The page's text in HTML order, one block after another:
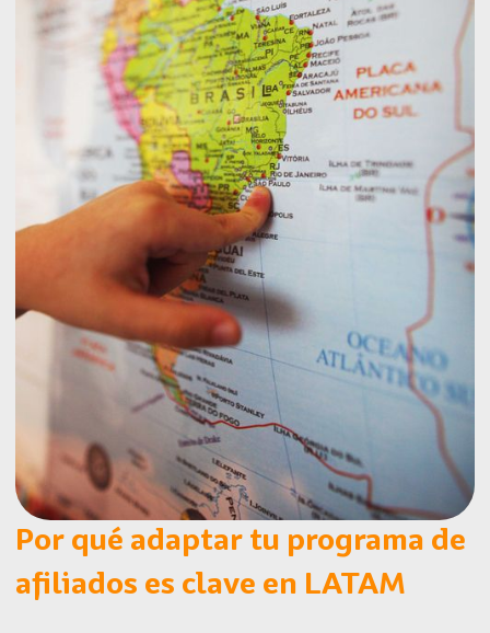
Por qué adaptar tu programa de
afiliados es clave en LATAM